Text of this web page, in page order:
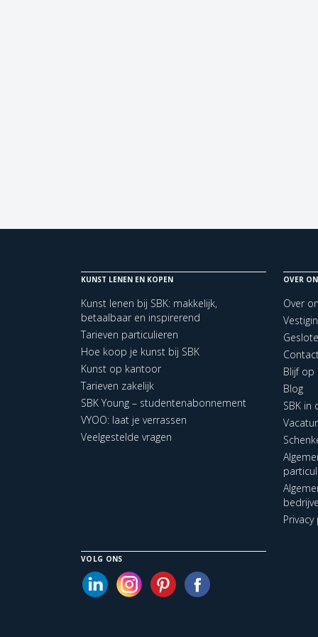
KUNST LENEN EN KOPEN
Kunst lenen bij SBK: makkelijk,
betaalbaar en inspirerend
Tarieven particulieren
Hoe koop je kunst bij SBK
Kunst op kantoor
Tarieven zakelijk
SBK Young – studentenabonnement
VYOO: laat je verrassen
Veelgestelde vragen
OVER
Over
Blijf op
Blog
SBK in
VOLG ONS